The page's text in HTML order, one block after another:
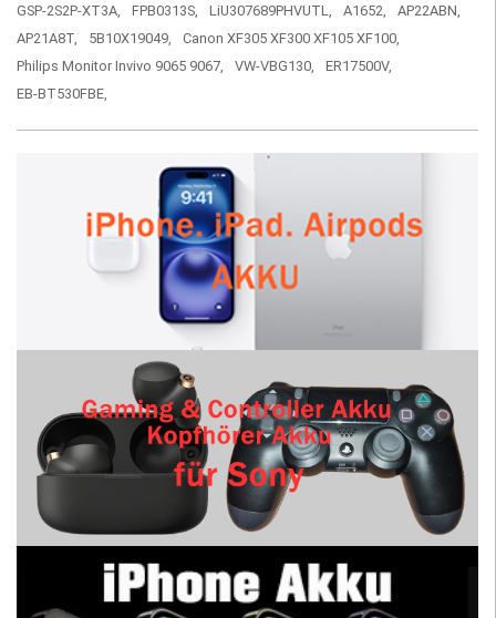
GSP-2S2P-XT3A, FPB0313S, LiU307689PHVUTL, A1652,
AP22ABN,
AP21A8T,
5B10X19049,
Canon XF305 XF300 XF105 XF100,
Philips Monitor Invivo 9065 9067,
VW-VBG130,
ER17500V,
EB-BT530FBE,